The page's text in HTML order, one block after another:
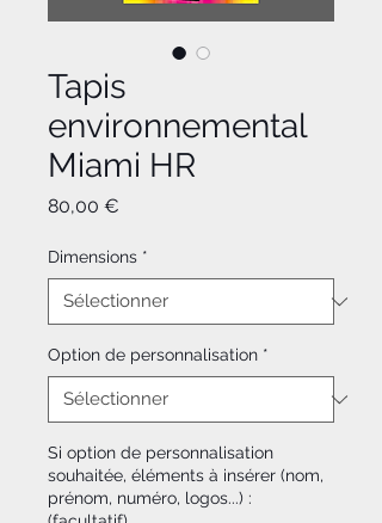
Tapis
environnemental
Miami HR
80,00 €
Dimensions *
Option de personnalisation *
Si option de personnalisation
souhaitée, éléments à insérer (nom,
prénom, numéro, logos...) :